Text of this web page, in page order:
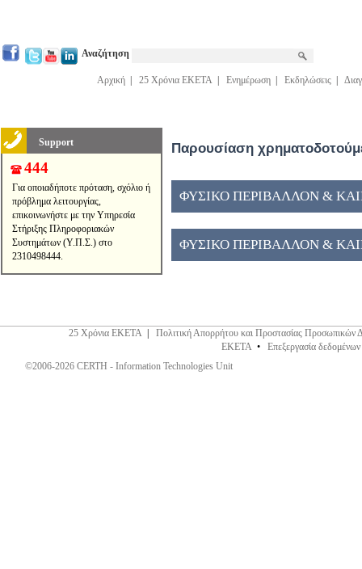
Αναζήτηση
Αρχική 25 Χρόνια ΕΚΕΤΑ Ενημέρωση Εκδηλώσεις
Support
444
Για οποιαδήποτε πρόταση, σχόλιο ή
πρόβλημα λειτουργίας,
επικοινωνήστε με την Υπηρεσία
Στήριξης Πληροφοριακών
Συστημάτων (Υ.Π.Σ.) στο
2310498444.
Παρουσίαση
ΦΥΣΙΚΟ ΠΕΡΙΒΑΛΛΟΝ &
ΦΥΣΙΚΟ ΠΕΡΙΒΑΛΛΟΝ &
25 Χρόνια ΕΚΕΤΑ
Πολιτική Απορρήτου και Προστασίας Προσωπικών
ΕΚΕΤΑ • Επεξεργασία
©2006-2026 CERTH - Information Technologies Unit